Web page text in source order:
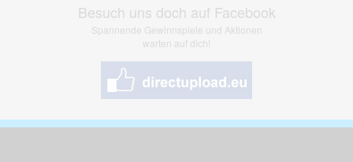
Besuch uns doch auf Facebook
Spannende Gewinnspiele und Aktionen
warten auf dich!